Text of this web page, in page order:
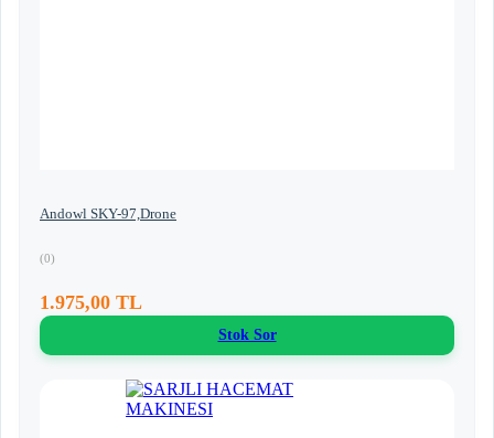
Andowl SKY-97,Drone
(0)
1.975,00 TL
Stok Sor